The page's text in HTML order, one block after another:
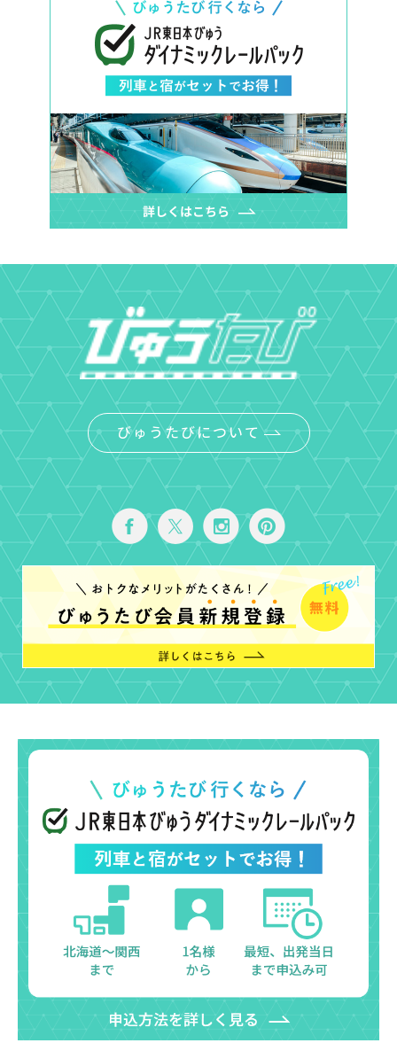
びゅうたびについて